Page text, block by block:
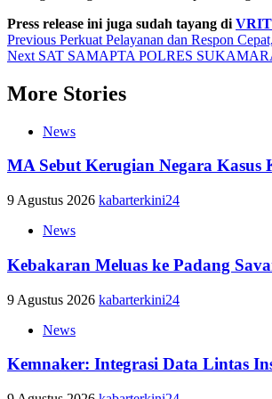
Press release ini juga sudah tayang di
Post
navigation
Previous Perkuat Pelayanan dan Respon
Next SAT SAMAPTA POLRES
More Stories
News
MA Sebut Kerugian Negara
9 Agustus 2026 kabarterkini24
News
Kebakaran Meluas ke Padang
9 Agustus 2026 kabarterkini24
News
Kemnaker: Integrasi Data Lintas